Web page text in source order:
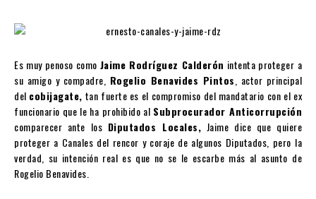
Es muy penoso como Jaime Rodríguez Calderón intenta proteger a
su amigo y compadre, Rogelio Benavides Pintos , actor principal
del cobijagate, tan fuerte es el compromiso del mandatario con el ex
funcionario que le ha prohibido al Subprocurador Anticorrupción
comparecer ante los Diputados Locales, Jaime dice que quiere
proteger a Canales del rencor y coraje de algunos Diputados, pero la
verdad, su intención real es que no se le escarbe más al asunto de
Rogelio Benavides.